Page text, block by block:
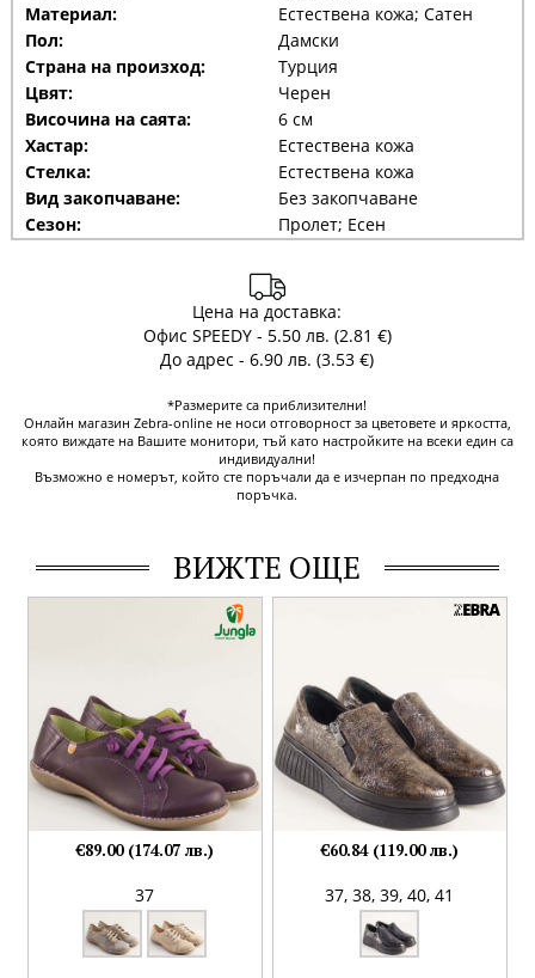
Материал:
Естествена кожа; Сатен
Пол:
Дамски
Страна на произход:
Турция
Цвят:
Черен
Височина на саята:
6 см
Хастар:
Естествена кожа
Стелка:
Естествена кожа
Вид закопчаване:
Без закопчаване
Сезон:
Пролет; Есен
Цена на доставка:
Офис SPEEDY - 5.50 лв. (2.81 €)
До адрес - 6.90 лв. (3.53 €)
*Размерите са приблизителни!
Онлайн магазин Zebra-online не носи отговорност за цветовете и яркостта,
която виждате на Вашите монитори, тъй като настройките на всеки един са
индивидуални!
Възможно е номерът, който сте поръчали да е изчерпан по предходна
поръчка.
ВИЖТЕ ОЩЕ
37
€89.00 (174.07 лв.)
37,38,39,40,41
€60.84 (119.00 лв.)